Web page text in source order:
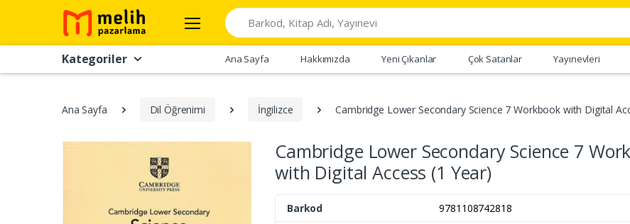
Search
Kategoriler Ana Sayfa Hakkımızda Yeni Çıkanlar Çok Satanlar Yayınevleri
Ana Sayfa Dil Öğrenimi İngilizce Cambridge Lower Secondary Science 7 Workbook with Digital
Cambridge Lower Secondary Science 7
with Digital Access (1 Year)
Barkod
9781108742818